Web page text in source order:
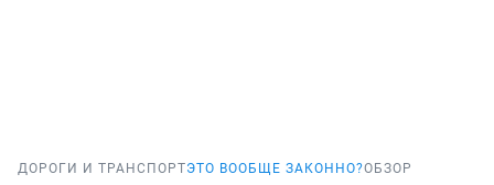
ДОРОГИ И ТРАНСПОРТЭТО ВООБЩЕ ЗАКОННО?ОБЗОР